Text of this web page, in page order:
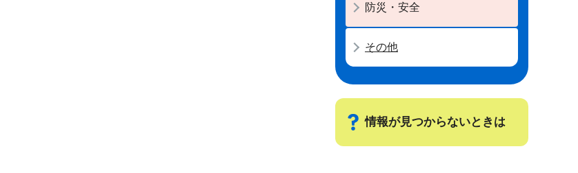
防災・安全
その他
情報が見つからないときは